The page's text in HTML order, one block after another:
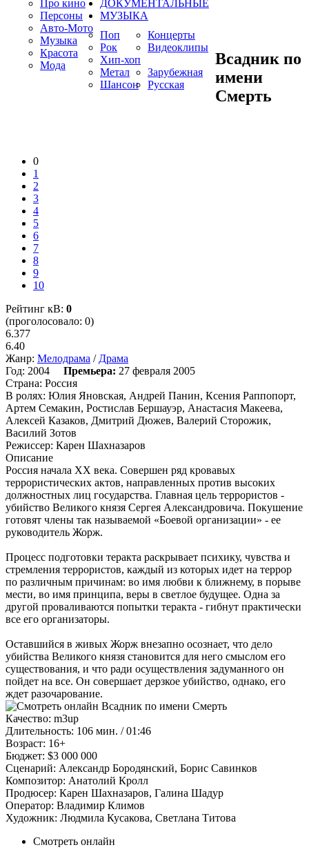
Про кино
Персоны
Авто-Мото
Музыка
Красота
Мода
ДОКУМЕНТАЛЬНЫЕ
МУЗЫКА
Поп
Рок
Хип-хоп
Метал
Шансон
Концерты
Видеоклипы
Зарубежная
Русская
Всадник по
имени
Смерть
0
1
2
3
4
5
6
7
8
9
10
Рейтинг кВ: 0
(проголосовало: 0)
6.377
6.40
Жанр: Мелодрама / Драма
Год: 2004 Премьера: 27 февраля 2005
Страна: Россия
В ролях: Юлия Яновская, Андрей Панин, Ксения Раппопорт,
Артем Семакин, Ростислав Бершауэр, Анастасия Макеева,
Алексей Казаков, Дмитрий Дюжев, Валерий Сторожик,
Василий Зотов
Режиссер: Карен Шахназаров
Описание
Россия начала XX века. Совершен ряд кровавых
террористических актов, направленных против высоких
должностных лиц государства. Главная цель террористов -
убийство Великого князя Сергея Александровича. Покушение
готовят члены так называемой «Боевой организации» - ее
руководитель Жорж.
Процесс подготовки теракта раскрывает психику, чувства и
стремления террористов, каждый из которых идет на террор
по различным причинам: во имя любви к ближнему, в порыве
мести, во имя принципа, веры в светлое будущее. Одна за
другой проваливаются попытки теракта - гибнут практически
все его организаторы.
Оставшийся в живых Жорж внезапно осознает, что дело
убийства Великого князя становится для него смыслом его
существования, и что ради осуществления задуманного он
пойдет на все. Он совершает дерзкое убийство, однако, его
ждет разочарование.
Качество: m3up
Длительность: 106 мин. / 01:46
Возраст: 16+
Бюджет: $3 000 000
Сценарий: Александр Бородянский, Борис Савинков
Композитор: Анатолий Кролл
Продюсер: Карен Шахназаров, Галина Шадур
Оператор: Владимир Климов
Художник: Людмила Кусакова, Светлана Титова
Смотреть онлайн